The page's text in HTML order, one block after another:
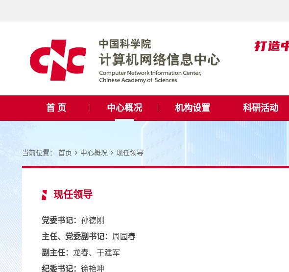
首 页 中心概况 机构设置 科研活动
当前位置： 首页 中心概况 现任领导
现任领导
党委书记： 孙德刚
主任、党委副书记： 周园春
副主任： 龙春、于建军
纪委书记： 徐艳坤